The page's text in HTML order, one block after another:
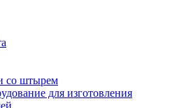
со штырем
для изготовления